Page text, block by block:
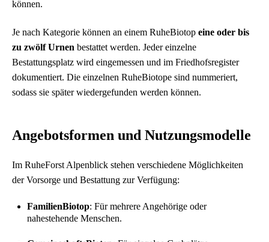
können.
Je nach Kategorie können an einem RuheBiotop eine oder bis
zu zwölf Urnen bestattet werden. Jeder einzelne
Bestattungsplatz wird eingemessen und im Friedhofsregister
dokumentiert. Die einzelnen RuheBiotope sind nummeriert,
sodass sie später wiedergefunden werden können.
Angebotsformen und Nutzungsmodelle
Im RuheForst Alpenblick stehen verschiedene Möglichkeiten
der Vorsorge und Bestattung zur Verfügung:
FamilienBiotop: Für mehrere Angehörige oder
nahestehende Menschen.